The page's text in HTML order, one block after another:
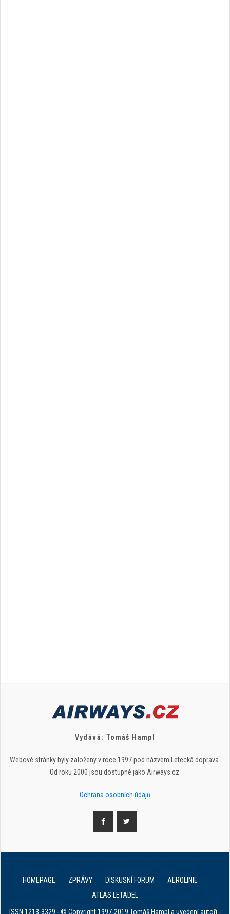
Vydává: Tomáš Hampl
Webové stránky byly založeny v roce 1997 pod názvem Letecká doprava.
Od roku 2000 jsou dostupné jako Airways.cz.
Ochrana osobních údajů
HOMEPAGE ZPRÁVY DISKUSNÍ FORUM
AEROLINIE
ATLAS LETADEL
ISSN 1213-3329 - © Copyright 1997-2019 Tomáš Hampl a uvedení autoři -